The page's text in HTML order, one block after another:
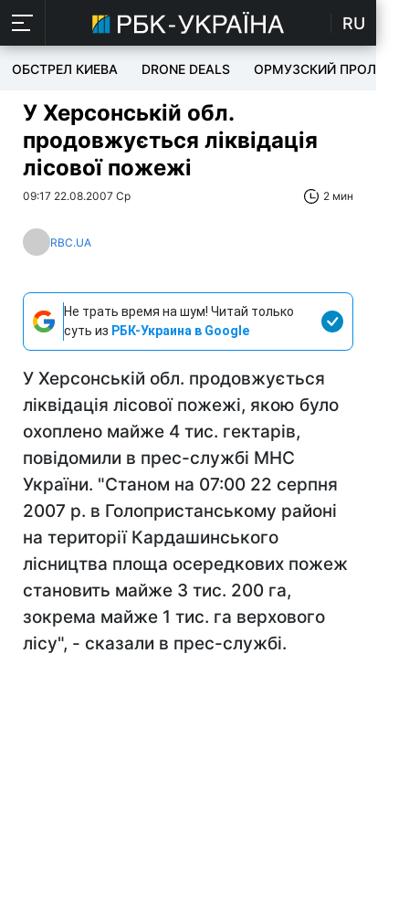
RU
ОБСТРЕЛ КИЕВА DRONE DEALS ОРМУЗСКИЙ ПРОЛИВ
У Херсонській обл.
продовжується ліквідація
лісової пожежі
09:17 22.08.2007 Ср 2 мин
RBC.UA
Не трать время на шум! Читай только
суть из РБК-Украина в Google
У Херсонській обл. продовжується
ліквідація лісової пожежі, якою було
охоплено майже 4 тис. гектарів,
повідомили в прес-службі МНС
України. "Станом на 07:00 22 серпня
2007 р. в Голопристанському районі
на території Кардашинського
лісництва площа осередкових пожеж
становить майже 3 тис. 200 га,
зокрема майже 1 тис. га верхового
лісу", - сказали в прес-службі.